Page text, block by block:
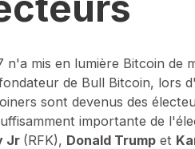
mis en lumière Bitcoin de
de Bull Bitcoin, lors
sont devenus des
importante de
Jr (RFK), Donald Trump et